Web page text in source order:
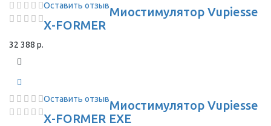
Оставить отзывМиостимулятор Vupiesse
X-FORMER
32 388 р.
Оставить отзывМиостимулятор Vupiesse
X-FORMER EXE